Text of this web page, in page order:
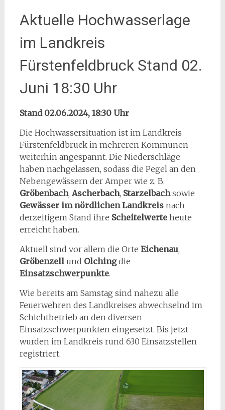
Aktuelle Hochwasserlage
im Landkreis
Fürstenfeldbruck Stand 02.
Juni 18:30 Uhr
Stand 02.06.2024, 18:30 Uhr
Die Hochwassersituation ist im Landkreis
Fürstenfeldbruck in mehreren Kommunen
weiterhin angespannt. Die Niederschläge
haben nachgelassen, sodass die Pegel an den
Nebengewässern der Amper wie z. B.
Gröbenbach, Ascherbach, Starzelbachsowie
Gewässer im nördlichen Landkreisnach
derzeitigem Stand ihre Scheitelwerteheute
erreicht haben.
Aktuell sind vor allem die Orte Eichenau,
Gröbenzellund Olchingdie
Einsatzschwerpunkte.
Wie bereits am Samstag sind nahezu alle
Feuerwehren des Landkreises abwechselnd im
Schichtbetrieb an den diversen
Einsatzschwerpunkten eingesetzt. Bis jetzt
wurden im Landkreis rund 630 Einsatzstellen
registriert.